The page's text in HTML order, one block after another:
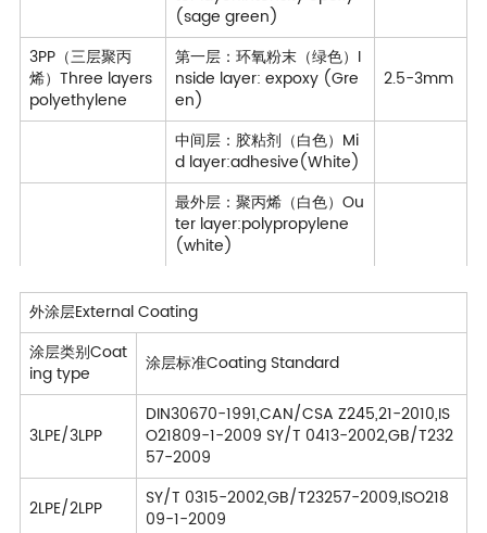
(sage green)
3PP（三层聚丙
烯）Three layers
polyethylene
第一层：环氧粉末（绿色）I
nside layer: expoxy (Gre
en)
2.5-3mm
中间层：胶粘剂（白色）Mi
d layer:adhesive(White)
最外层：聚丙烯（白色）Ou
ter layer:polypropylene
(white)
外涂层External Coating
涂层类别Coat
ing type
涂层标准Coating Standard
3LPE/3LPP
DIN30670-1991,CAN/CSA Z245,21-2010,IS
O21809-1-2009 SY/T 0413-2002,GB/T232
57-2009
2LPE/2LPP
SY/T 0315-2002,GB/T23257-2009,ISO218
09-1-2009